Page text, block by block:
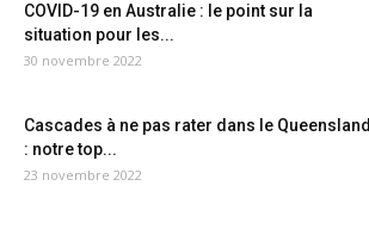
COVID-19 en Australie : le point sur la
situation pour les...
30 novembre 2022
Cascades à ne pas rater dans le Queensland
: notre top...
23 novembre 2022